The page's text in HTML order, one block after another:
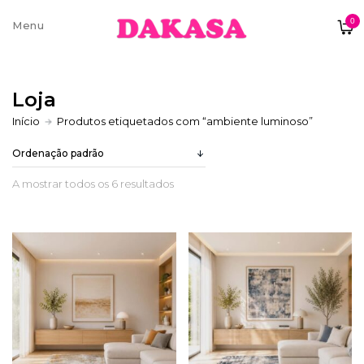
0
Sobre nós
Contatos e moradas
Trocas e Devoluções
Termos e condições
Loja
Início Produtos etiquetados com “ambiente luminoso”
A mostrar todos os 6 resultados